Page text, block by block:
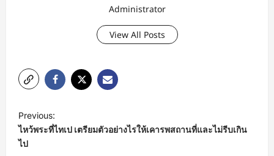
Administrator
View All Posts
o
s
Previous:
ไหว้พระที่ไทเป เตรียมตัวอย่างไรให้เคารพสถานที่และไม่รีบเกิน
ไป